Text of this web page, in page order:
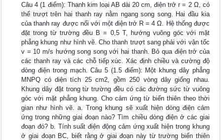
Câu 4 (1 điểm): Thanh kim loại AB dài 20 cm, điện trở r = 2 Ω, có
thể trượt trên hai thanh ray nằm ngang song song. Hai đầu kia
của thanh ray được nối với một điện trở R = 4 Ω. Hệ thống được
đặt trong từ trường đều B = 0,5 T, hướng vuông góc với mặt
phẳng khung như hình vẽ. Cho thanh trượt sang phải với vận tốc
v = 10 m/s hướng song song với hai thanh. Bỏ qua điện trở của
các thanh ray và các chỗ tiếp xúc. Xác định chiều và cường độ
dòng điện trong mạch. Câu 5 (1.5 điểm): Một khung dây phẳng
MNPQ có diện tích 25 cm2, gồm 250 vòng dây giống nhau.
Khung dây đặt trong từ trường đều có các đường sức từ vuông
góc với mặt phẳng khung. Cho cảm ứng từ biến thiên theo thời
gian như hình vẽ. a. Trong khung sẽ xuất hiện dòng điện cảm
ứng trong những giai đoạn nào? Tìm chiều dòng điện ở các giai
đoạn đó? b. Tính suất điện động cảm ứng xuất hiện trong khung
ở giai đoạn BC, biết rằng ở giai đoạn này từ trường biến thiên